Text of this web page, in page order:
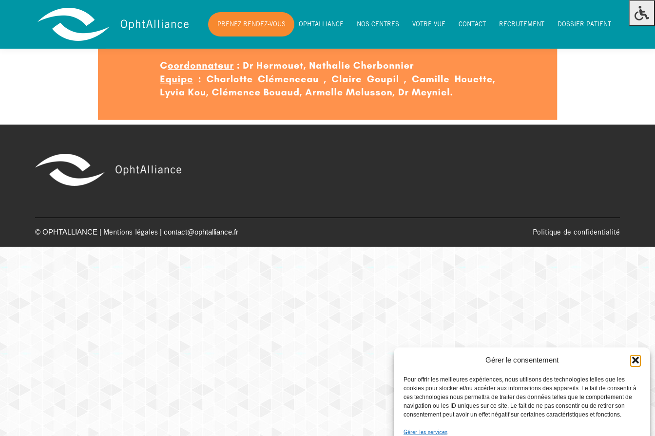
Gérer le consentement
Pour offrir les meilleures expériences, nous utilisons des technologies telles que les
cookies pour stocker et/ou accéder aux informations des appareils. Le fait de consentir à
ces technologies nous permettra de traiter des données telles que le comportement de
navigation ou les ID uniques sur ce site. Le fait de ne pas consentir ou de retirer son
consentement peut avoir un effet négatif sur certaines caractéristiques et fonctions.
Gérer les services
PRENEZ RENDEZ-VOUS OPHTALLIANCE NOS CENTRES VOTRE VUE CONTACT RECRUTEMENT DOSSIER PATIENT
© OPHTALLIANCE | Mentions légales | contact@ophtalliance.fr Politique de confidentialité